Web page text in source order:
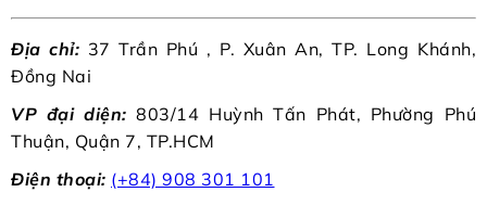
Địa chỉ: 37 Trần Phú , P. Xuân An, TP. Long Khánh,
Đồng Nai
VP đại diện: 803/14 Huỳnh Tấn Phát, Phường Phú
Thuận, Quận 7, TP.HCM
Điện thoại: (+84) 908 301 101